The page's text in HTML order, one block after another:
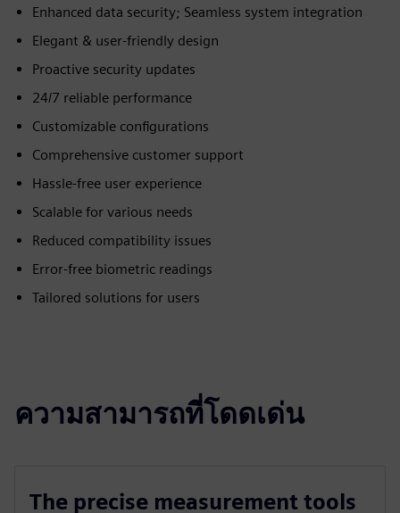
Enhanced data security; Seamless system integration
Elegant & user-friendly design
Proactive security updates
24/7 reliable performance
Customizable configurations
Comprehensive customer support
Hassle-free user experience
Scalable for various needs
Reduced compatibility issues
Error-free biometric readings
Tailored solutions for users
ความสามารถที่โดดเด่น
The precise measurement tools